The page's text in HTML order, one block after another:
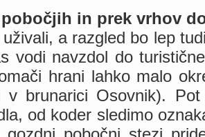
in prek vrhov
a razgled bo lep
vodi navzdol do
hrani lahko malo
v brunarici Osovnik).
od koder sledimo